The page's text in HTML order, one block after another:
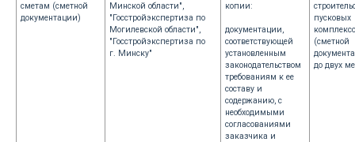
сметам (сметной
документации)
Минской области",
"Госстройэкспертиза по
Могилевской области",
"Госстройэкспертиза по
г. Минску"
копии:
документации,
соответствующей
установленным
законодательством
требованиям к ее
составу и
содержанию, с
необходимыми
согласованиями
заказчика и
пусковых
(сметной
до двух